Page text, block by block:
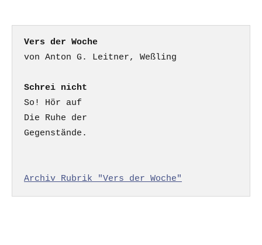
Vers der Woche
Schrei nicht
So! Hör auf
Die Ruhe der
Gegenstände.
Archiv Rubrik "Vers der Woche"